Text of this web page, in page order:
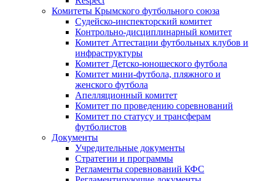
Комитеты Крымского футбольного союза
Судейско-инспекторский комитет
Контрольно-дисциплинарный комитет
Комитет Аттестации футбольных клубов и
инфраструктуры
Комитет Детско-юношеского футбола
Комитет мини-футбола, пляжного и
женского футбола
Апелляционный комитет
Комитет по проведению соревнований
Комитет по статусу и трансферам
футболистов
Документы
Учредительные документы
Стратегии и программы
Регламенты соревнований КФС